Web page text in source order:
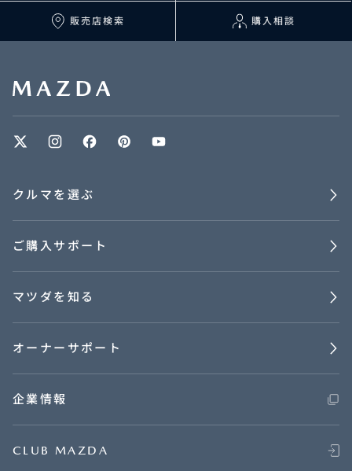
販売店検索
試乗車検索
お問合せ/FAQ
ニュースルーム
販売店検索 購入相談
クルマを選ぶ
ご購入サポート
マツダを知る
オーナーサポート
企業情報
CLUB MAZDA